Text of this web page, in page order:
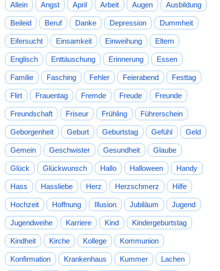
Allein Angst April Arbeit Augen Ausbildung
Beileid Beruf Danke Depression Dummheit
Eifersucht Einsamkeit Einweihung Eltern
Englisch Enttäuschung Erinnerung Essen
Familie Fasching Fehler Feierabend Festtag
Flirt Frauentag Fremde Freude Freunde
Freundschaft Friseur Frühling Führerschein
Geborgenheit Geburt Geburtstag Gefühl Geld
Gemein Geschwister Gesundheit Glaube
Glück Glückwunsch Hallo Halloween Handy
Hass Hassliebe Herz Herzschmerz Hilfe
Hochzeit Hoffnung Illusion Jubiläum Jugend
Jugendweihe Karriere Kind Kindergeburtstag
Kindheit Kirche Kollege Kommunion
Konfirmation Krankenhaus Kummer Lachen